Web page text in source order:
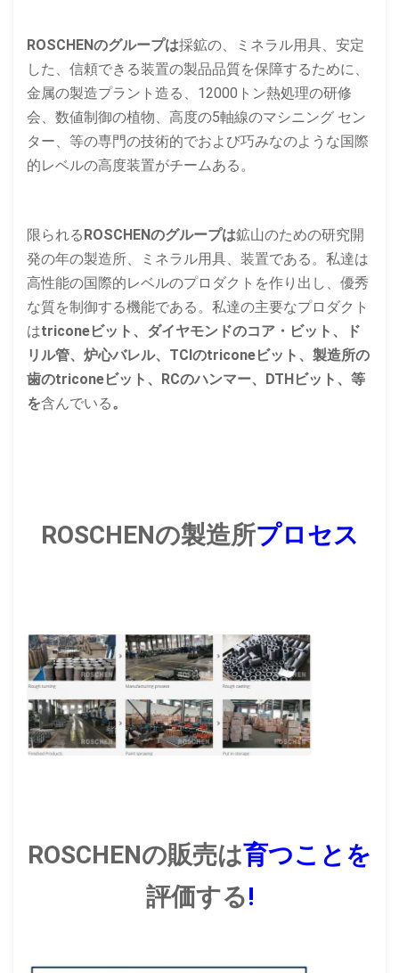
ROSCHENのグループは採鉱の、ミネラル用具、安定
した、信頼できる装置の製品品質を保障するために、
金属の製造プラント造る、12000トン熱処理の研修
会、数値制御の植物、高度の5軸線のマシニング セン
ター、等の専門の技術的でおよび巧みなのような国際
的レベルの高度装置がチームある。
限られるROSCHENのグループは鉱山のための研究開
発の年の製造所、ミネラル用具、装置である。私達は
高性能の国際的レベルのプロダクトを作り出し、優秀
な質を制御する機能である。私達の主要なプロダクト
はtriconeビット、ダイヤモンドのコア・ビット、ド
リル管、炉心バレル、TCIのtriconeビット、製造所の
歯のtriconeビット、RCのハンマー、DTHビット、等
を含んでいる。
ROSCHENの製造所プロセス
ROSCHENの販売は育つことを
評価する!